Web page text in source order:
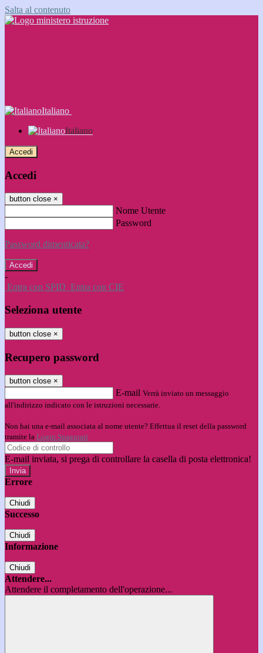
Salta al contenuto
Italiano
Italiano
Accedi
Accedi
button close ×
Nome Utente
Password
Password dimenticata?
-
Entra con SPID Entra con CIE
Seleziona utente
button close ×
Recupero password
button close ×
E-mail Verrà inviato un messaggio
all'indirizzo indicato con le istruzioni necessarie.
Non hai una e-mail associata al nome utente? Effettua il reset della password
tramite la Login Spaggiari
E-mail inviata, si prega di controllare la casella di posta elettronica!
Errore
Chiudi
Successo
Chiudi
Informazione
Chiudi
Attendere...
Attendere il completamento dell'operazione...